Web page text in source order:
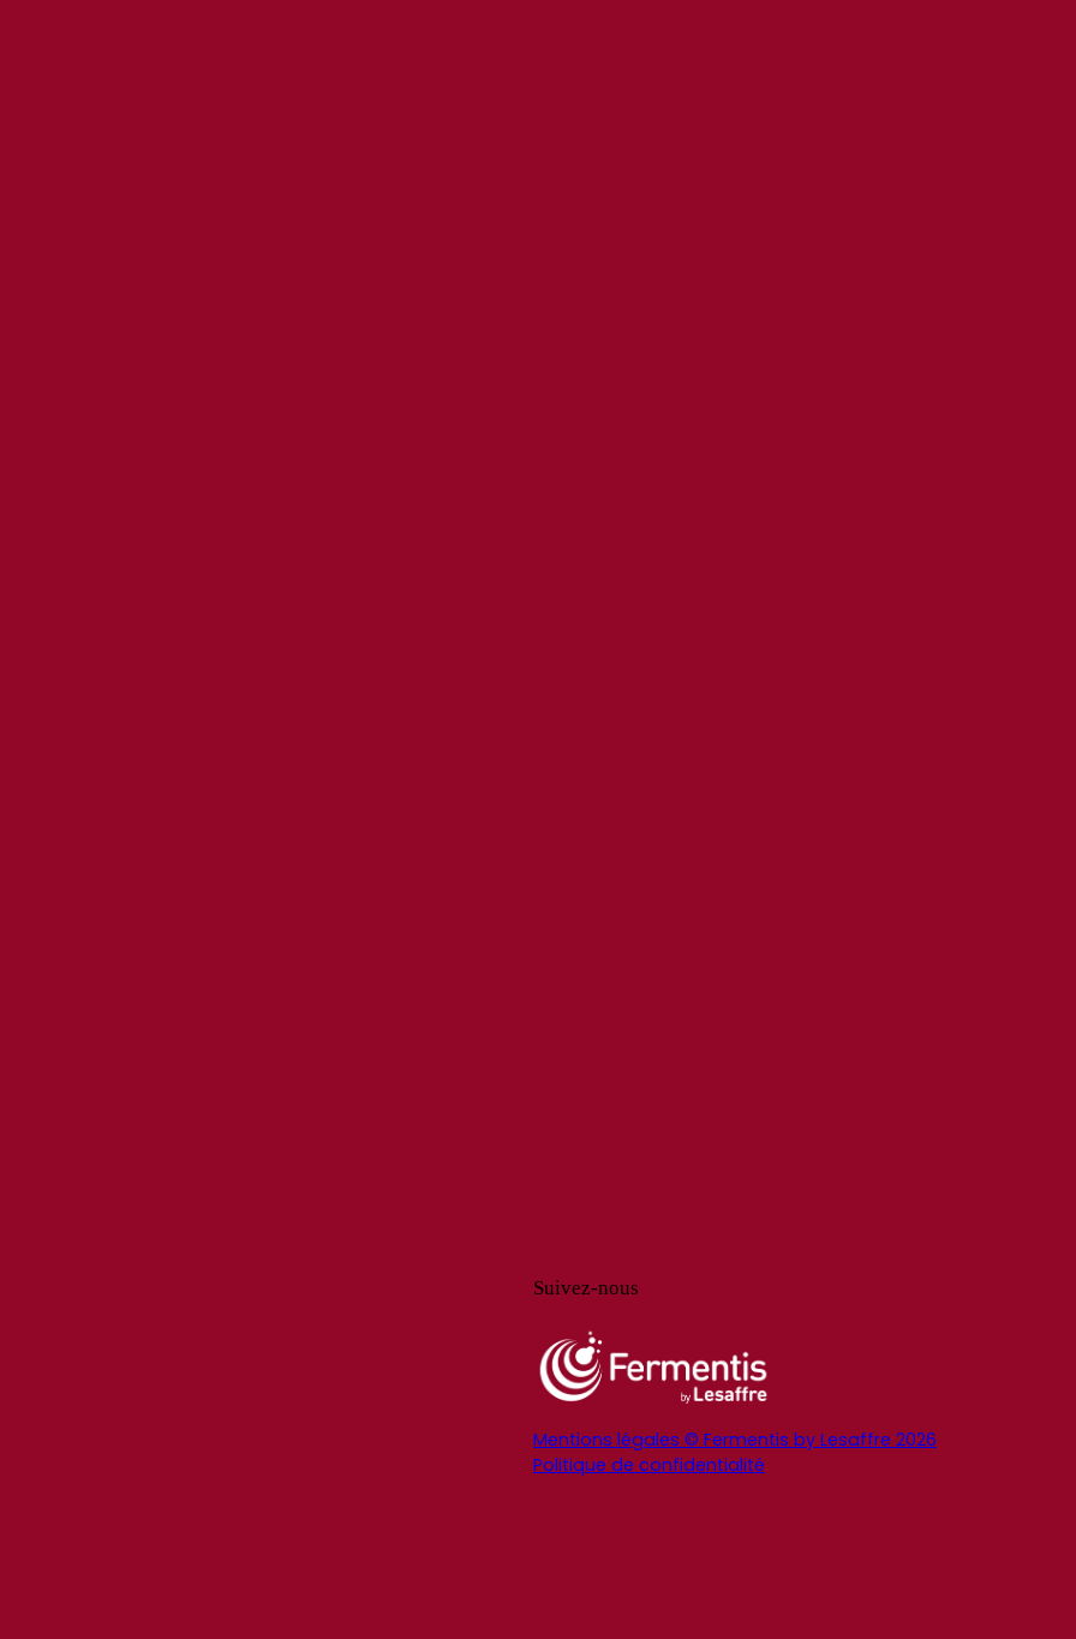
Suivez-nous
Mentions légales © Fermentis by Lesaffre 2026
Politique de confidentialité